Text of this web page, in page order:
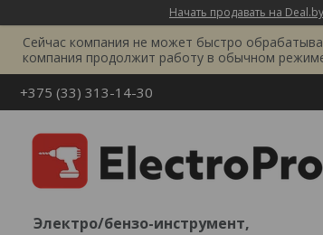
Начать продавать на Deal.by
Сейчас компания не может быстро
компания продолжит работу в обычном
+375 (33) 313-14-30
Электро/бензо-инструмент,